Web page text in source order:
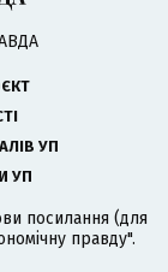
УП
УП
посилання (для
правду".